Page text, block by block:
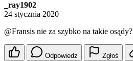
_ray1902
24 stycznia 2020
@Fransis nie za szybko na takie osądy?
Odpowiedz Zgłoś